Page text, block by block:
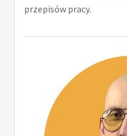
przepisów pracy.